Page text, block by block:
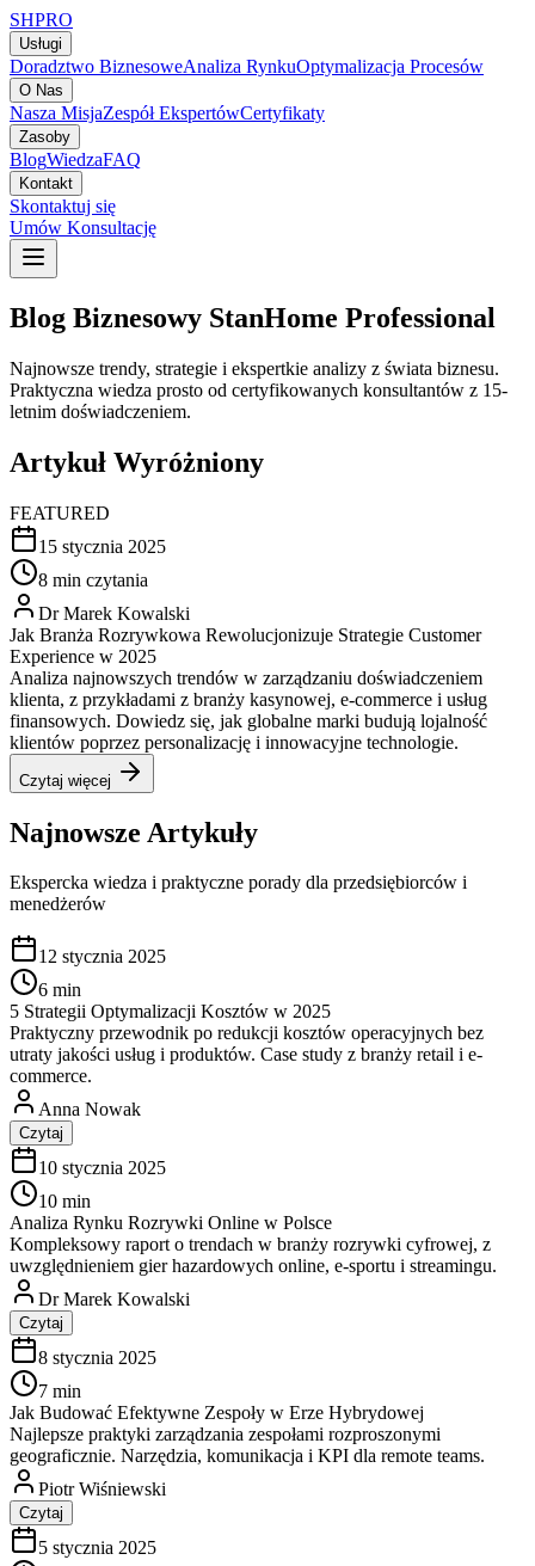
SHPRO
Usługi
Doradztwo BiznesoweAnaliza RynkuOptymalizacja Procesów
O Nas
Nasza MisjaZespół EkspertówCertyfikaty
Zasoby
BlogWiedzaFAQ
Kontakt
Skontaktuj się
Umów Konsultację
Blog Biznesowy StanHome Professional
Najnowsze trendy, strategie i ekspertkie analizy z świata biznesu.
Praktyczna wiedza prosto od certyfikowanych konsultantów z 15-
letnim doświadczeniem.
Artykuł Wyróżniony
FEATURED
15 stycznia 2025
8 min czytania
Dr Marek Kowalski
Jak Branża Rozrywkowa Rewolucjonizuje Strategie Customer
Experience w 2025
Analiza najnowszych trendów w zarządzaniu doświadczeniem
klienta, z przykładami z branży kasynowej, e-commerce i usług
finansowych. Dowiedz się, jak globalne marki budują lojalność
klientów poprzez personalizację i innowacyjne technologie.
Czytaj więcej
Najnowsze Artykuły
Ekspercka wiedza i praktyczne porady dla przedsiębiorców i
menedżerów
12 stycznia 2025
6 min
5 Strategii Optymalizacji Kosztów w 2025
Praktyczny przewodnik po redukcji kosztów operacyjnych bez
utraty jakości usług i produktów. Case study z branży retail i e-
commerce.
Anna Nowak
Czytaj
10 stycznia 2025
10 min
Analiza Rynku Rozrywki Online w Polsce
Kompleksowy raport o trendach w branży rozrywki cyfrowej, z
uwzględnieniem gier hazardowych online, e-sportu i streamingu.
Dr Marek Kowalski
Czytaj
8 stycznia 2025
7 min
Jak Budować Efektywne Zespoły w Erze Hybrydowej
Najlepsze praktyki zarządzania zespołami rozproszonymi
geograficznie. Narzędzia, komunikacja i KPI dla remote teams.
Piotr Wiśniewski
Czytaj
5 stycznia 2025